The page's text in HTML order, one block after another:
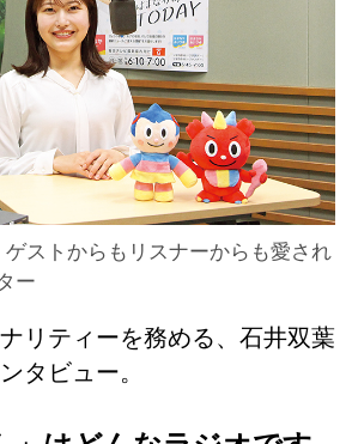
ストからもリスナーからも愛され
ー
リティーを務める、石井双葉
タビュー。